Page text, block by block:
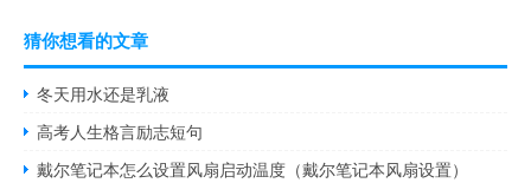
猜你想看的文章
冬天用水还是乳液
高考人生格言励志短句
戴尔笔记本怎么设置风扇启动温度（戴尔笔记本风扇设置）